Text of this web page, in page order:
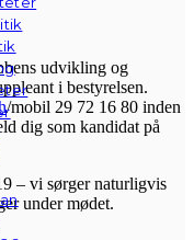
udvikling og
i bestyrelsen.
/mobil 29 72 16 80 inden
dig som kandidat på
– vi sørger naturligvis
under mødet.